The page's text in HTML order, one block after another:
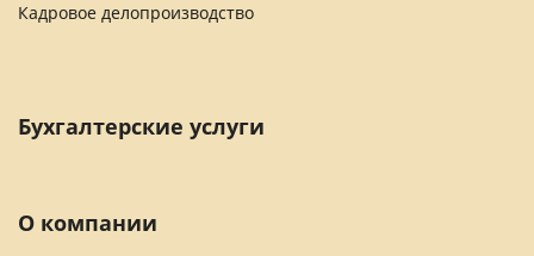
Кадровое делопроизводство
Бухгалтерские услуги
О компании